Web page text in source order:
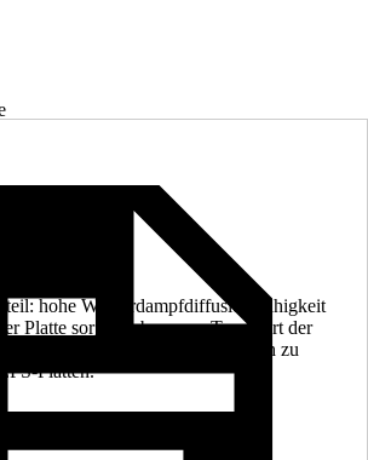
hohe Wasserdampfdiffusionsfähigkeit
Platte sorgt für besseren Transport der
Fassadenoberfläche im Vergleich zu
Platten.